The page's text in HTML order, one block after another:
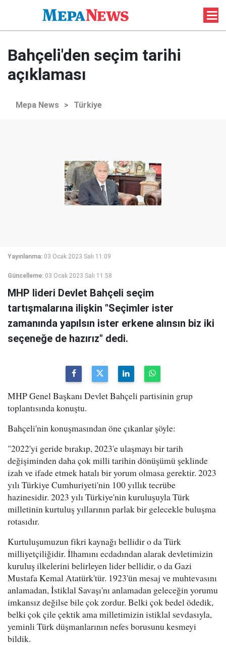
Bahçeli'den seçim tarihi
açıklaması
Mepa News > Türkiye
Yayınlanma: 03 Ocak 2023 Salı 11:09
Güncelleme: 03 Ocak 2023 Salı 11:58
MHP lideri Devlet Bahçeli seçim
tartışmalarına ilişkin "Seçimler ister
zamanında yapılsın ister erkene alınsın biz iki
seçeneğe de hazırız" dedi.
MHP Genel Başkanı Devlet Bahçeli partisinin grup
toplantısında konuştu.
Bahçeli'nin konuşmasından öne çıkanlar şöyle:
"2022'yi geride bırakıp, 2023'e ulaşmayı bir tarih
değişiminden daha çok milli tarihin dönüşümü şeklinde
izah ve ifade etmek hatalı bir yorum olmasa gerektir. 2023
yılı Türkiye Cumhuriyeti'nin 100 yıllık tecrübe
hazinesidir. 2023 yılı Türkiye'nin kuruluşuyla Türk
milletinin kurtuluş yıllarının parlak bir gelecekle buluşma
rotasıdır.
Kurtuluşumuzun fikri kaynağı bellidir o da Türk
milliyetçiliğidir. İlhamını ecdadından alarak devletimizin
kuruluş ilkelerini belirleyen lider bellidir, o da Gazi
Mustafa Kemal Atatürk'tür. 1923'ün mesaj ve muhtevasını
anlamadan, İstiklal Savaşı'nı anlamadan geleceğin yorumu
imkansız değilse bile çok zordur. Belki çok bedel ödedik,
belki çok çile çektik ama milletimizin istiklal sevdasıyla,
yeminli Türk düşmanlarının nefes borusunu kesmeyi
bildik.